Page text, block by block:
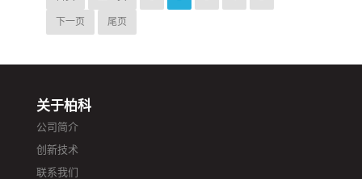
无限可能。
下一页 尾页
关于柏科
公司简介
创新技术
联系我们